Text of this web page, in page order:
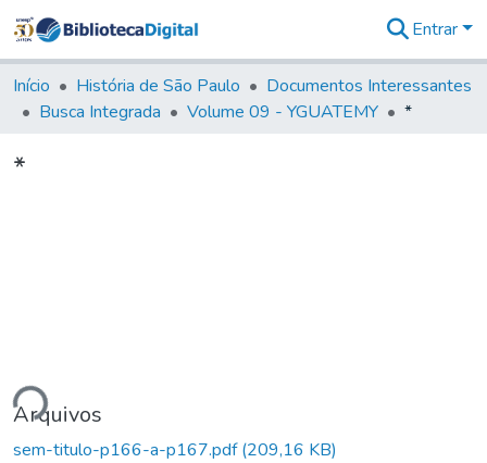
&
Coleções
Tudo na
Entrar
Início História de São Paulo
Documentos Interessantes
Busca Integrada
Volume 09 - YGUATEMY *
*
Arquivos
sem-titulo-p166-a-p167.pdf(209,16 KB)